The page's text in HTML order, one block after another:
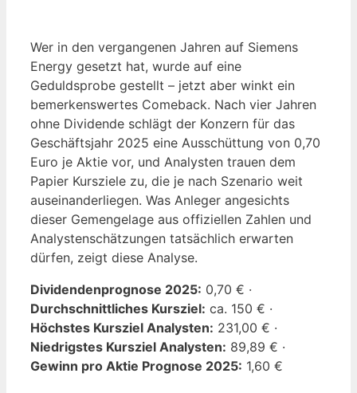
Wer in den vergangenen Jahren auf Siemens
Energy gesetzt hat, wurde auf eine
Geduldsprobe gestellt – jetzt aber winkt ein
bemerkenswertes Comeback. Nach vier Jahren
ohne Dividende schlägt der Konzern für das
Geschäftsjahr 2025 eine Ausschüttung von 0,70
Euro je Aktie vor, und Analysten trauen dem
Papier Kursziele zu, die je nach Szenario weit
auseinanderliegen. Was Anleger angesichts
dieser Gemengelage aus offiziellen Zahlen und
Analystenschätzungen tatsächlich erwarten
dürfen, zeigt diese Analyse.
Dividendenprognose 2025: 0,70 € ·
Durchschnittliches Kursziel: ca. 150 € ·
Höchstes Kursziel Analysten: 231,00 € ·
Niedrigstes Kursziel Analysten: 89,89 € ·
Gewinn pro Aktie Prognose 2025: 1,60 €